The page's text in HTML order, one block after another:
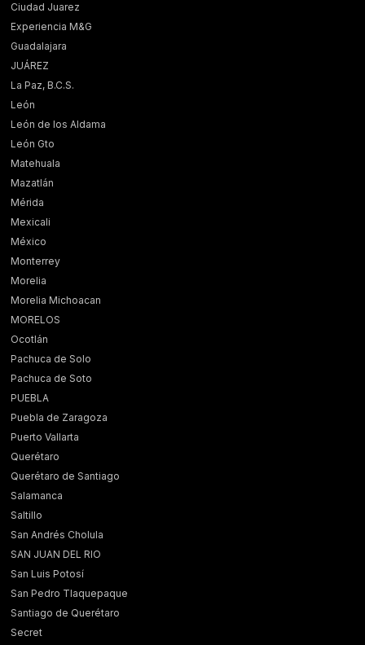
Ciudad Juarez
Experiencia M&G
Guadalajara
JUÁREZ
La Paz, B.C.S.
León
León de los Aldama
León Gto
Matehuala
Mazatlán
Mérida
Mexicali
México
Monterrey
Morelia
Morelia Michoacan
MORELOS
Ocotlán
Pachuca de Solo
Pachuca de Soto
PUEBLA
Puebla de Zaragoza
Puerto Vallarta
Querétaro
Querétaro de Santiago
Salamanca
Saltillo
San Andrés Cholula
SAN JUAN DEL RIO
San Luis Potosí
San Pedro Tlaquepaque
Santiago de Querétaro
Secret